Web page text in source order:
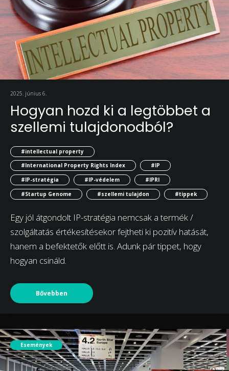
2025. június 6.
Hogyan hozd ki a legtöbbet a
szellemi tulajdonodból?
#intellectual property
#International Property Rights Index
#IP
#IP-stratégia
#IP-védelem
#IPRI
#Startup Genome
#szellemi tulajdon #tippek
Egy jól átgondolt IP-stratégia nemcsak a termék /
szolgáltatás értékesítésekor fejtheti ki pozitív hatását,
hanem a befektetők előtt is. Adunk pár tippet, hogy
hogyan csináld.
Bővebben
Események